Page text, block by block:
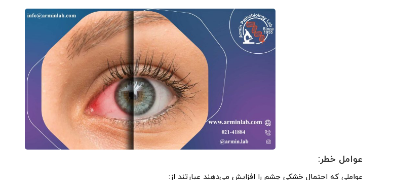
عوامل خطر:
عواملی که احتمال خشکی چشم را افزایش می‌دهند عبارتند از: